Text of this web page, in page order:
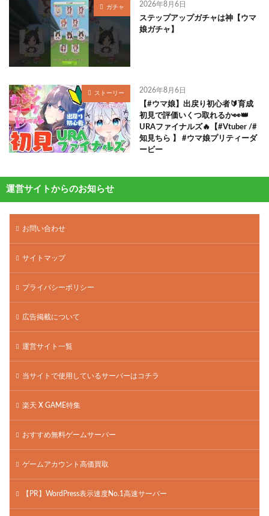
ガチャ 2026年8月6日
ステップアップガチャは神【ウマ
娘ガチャ】
ストーリー 2026年8月6日
【#ウマ娘】出戻り初心者🔰育成
初見で評価いくつ取れるか👀👑
URAファイナルズ🔥【#Vtuber /#
知見ちら 】 #ウマ娘プリティーダ
ービー
運営サイトからのお知らせ
お問い合わせ
サイトマップ
プライバシーポリシー
広告掲載について
運営サイト一覧
当サイトで使用しているサーバーはコチラ
楽天 X GAME特集
おすすめ無料ゲームサーバー
ゲームアカウント高価買取
【PR】WordPress表示速度No.1高速サーバー